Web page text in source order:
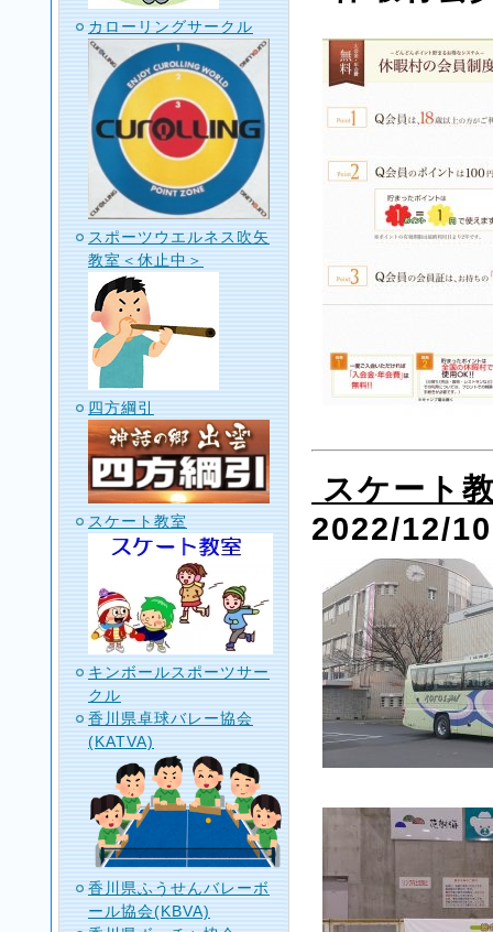
カローリングサークル
スポーツウエルネス吹矢
教室＜休止中＞
四方綱引
スケート教室
キンボールスポーツサー
クル
香川県卓球バレー協会
(KATVA)
香川県ふうせんバレーボ
ール協会(KBVA)
スケート
2022/12/10